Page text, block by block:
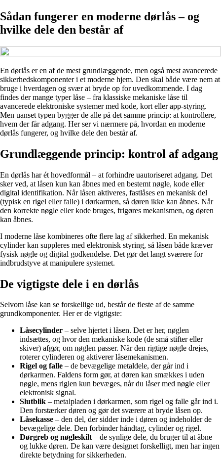
Sådan fungerer en moderne dørlås – og
hvilke dele den består af
En dørlås er en af de mest grundlæggende, men også mest avancerede
sikkerhedskomponenter i et moderne hjem. Den skal både være nem at
bruge i hverdagen og svær at bryde op for uvedkommende. I dag
findes der mange typer låse – fra klassiske mekaniske låse til
avancerede elektroniske systemer med kode, kort eller app-styring.
Men uanset typen bygger de alle på det samme princip: at kontrollere,
hvem der får adgang. Her ser vi nærmere på, hvordan en moderne
dørlås fungerer, og hvilke dele den består af.
Grundlæggende princip: kontrol af adgang
En dørlås har ét hovedformål – at forhindre uautoriseret adgang. Det
sker ved, at låsen kun kan åbnes med en bestemt nøgle, kode eller
digital identifikation. Når låsen aktiveres, fastlåses en mekanisk del
(typisk en rigel eller falle) i dørkarmen, så døren ikke kan åbnes. Når
den korrekte nøgle eller kode bruges, frigøres mekanismen, og døren
kan åbnes.
I moderne låse kombineres ofte flere lag af sikkerhed. En mekanisk
cylinder kan suppleres med elektronisk styring, så låsen både kræver
fysisk nøgle og digital godkendelse. Det gør det langt sværere for
indbrudstyve at manipulere systemet.
De vigtigste dele i en dørlås
Selvom låse kan se forskellige ud, består de fleste af de samme
grundkomponenter. Her er de vigtigste:
Låsecylinder – selve hjertet i låsen. Det er her, nøglen
indsættes, og hvor den mekaniske kode (de små stifter eller
skiver) afgør, om nøglen passer. Når den rigtige nøgle drejes,
roterer cylinderen og aktiverer låsemekanismen.
Rigel og falle – de bevægelige metaldele, der går ind i
dørkarmen. Faldens form gør, at døren kan smækkes i uden
nøgle, mens riglen kun bevæges, når du låser med nøgle eller
elektronisk signal.
Slutblik – metalpladen i dørkarmen, som rigel og falle går ind i.
Den forstærker døren og gør det sværere at bryde låsen op.
Låsekasse – den del, der sidder inde i døren og indeholder de
bevægelige dele. Den forbinder håndtag, cylinder og rigel.
Dørgreb og nøgleskilt– de synlige dele, du bruger til at åbne
og lukke døren. De kan være designet forskelligt, men har ingen
direkte betydning for sikkerheden.